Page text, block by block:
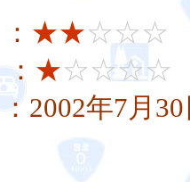
★★☆☆☆
★☆☆☆☆
2002年7月